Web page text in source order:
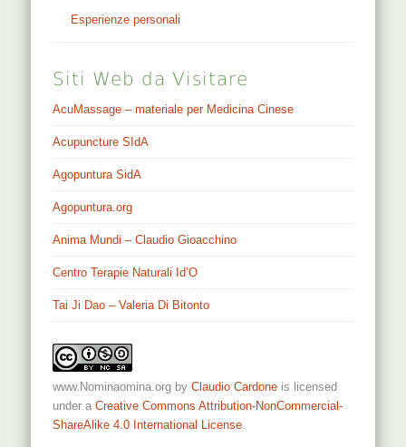
Esperienze personali
Siti Web da Visitare
AcuMassage – materiale per Medicina Cinese
Acupuncture SIdA
Agopuntura SidA
Agopuntura.org
Anima Mundi – Claudio Gioacchino
Centro Terapie Naturali Id’O
Tai Ji Dao – Valeria Di Bitonto
www.Nominaomina.org byClaudio Cardone is licensed
under aCreative Commons Attribution-NonCommercial-
ShareAlike 4.0 International License